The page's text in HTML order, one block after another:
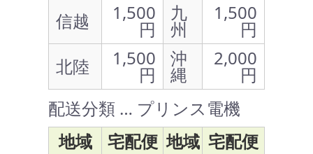
信越
1,500
円
九
州
1,500
円
北陸
1,500
円
沖
縄
2,000
円
配送分類 … プリンス電機
地域
宅配便 地域 宅配便